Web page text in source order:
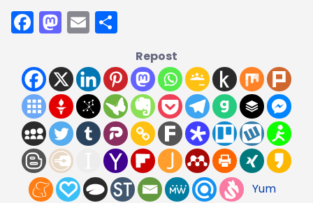
Facebook
Mastodon
Email
Repost
Yum